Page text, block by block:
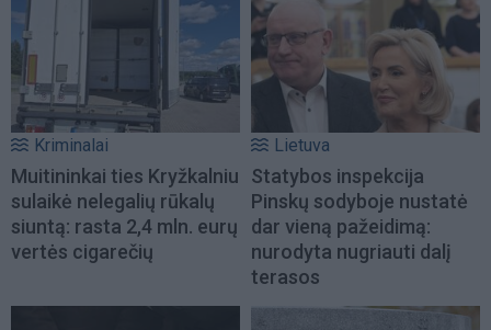
Kriminalai
Muitininkai ties Kryžkalniu
sulaikė nelegalių rūkalų
siuntą: rasta 2,4 mln. eurų
vertės cigarečių
Lietuva
Statybos inspekcija
Pinskų sodyboje nustatė
dar vieną pažeidimą:
nurodyta nugriauti dalį
terasos